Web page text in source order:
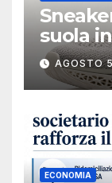
suola
AGOSTO
ECONOMIA